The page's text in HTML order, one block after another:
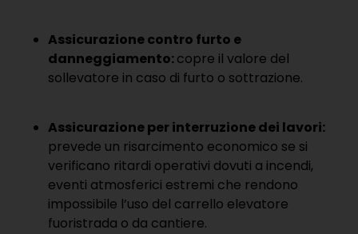
Assicurazione contro furto e
danneggiamento:copre il valore del
sollevatore in caso di furto o sottrazione.
Assicurazione per interruzione dei lavori:
prevede un risarcimento economico se si
verificano ritardi operativi dovuti a incendi,
eventi atmosferici estremi che rendono
impossibile l’uso del carrello elevatore
fuoristrada o da cantiere.